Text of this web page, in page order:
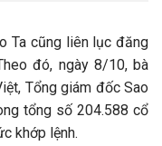
Ta cũng liên lục đăng
đó, ngày 8/10, bà
Tổng giám đốc Sao
tổng số 204.588 cổ
khớp lệnh.